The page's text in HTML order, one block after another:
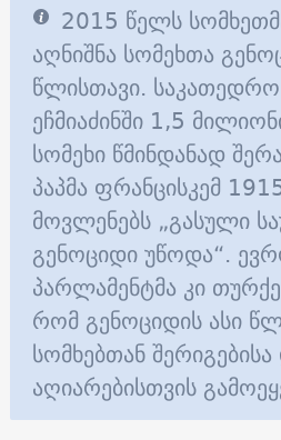
2015 წელს
აღნიშნა სომეხთა
წლისთავი.
ეჩმიაძინში 1,5
სომეხი წმინდანად
პაპმა ფრანცისკემ
მოვლენებს „გასული
გენოციდი უწოდა“.
პარლამენტმა კი
რომ გენოციდის ასი
სომხებთან
აღიარებისთვის